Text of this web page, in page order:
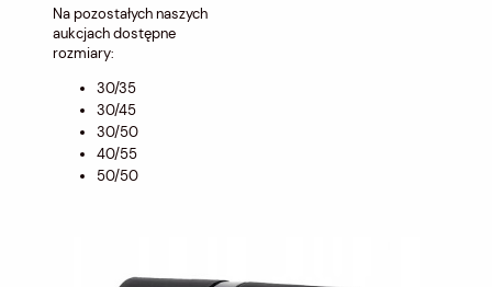
Na pozostałych naszych
aukcjach dostępne
rozmiary:
30/35
30/45
30/50
40/55
50/50